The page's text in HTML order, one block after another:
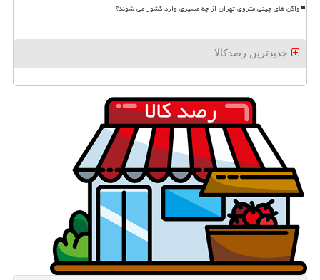
واگن های چینی متروی تهران از چه مسیری وارد کشور می شوند؟
جدیدترین رصدکالا